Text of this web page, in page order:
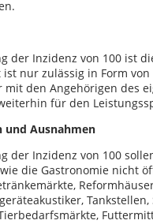
der Inzidenz von 100 ist
nur zulässig in Form
den Angehörigen des
für den
und Ausnahmen
der Inzidenz von 100
die Gastronomie nicht